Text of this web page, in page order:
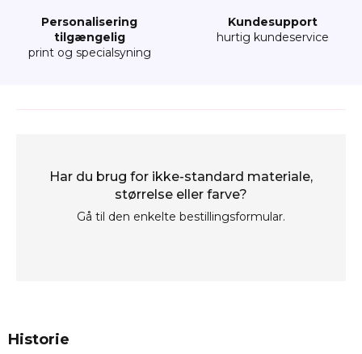
Personalisering
tilgængelig
print og specialsyning
Kundesupport
hurtig kundeservice
Har du brug for ikke-standard materiale,
størrelse eller farve?
Gå til den enkelte bestillingsformular.
Historie